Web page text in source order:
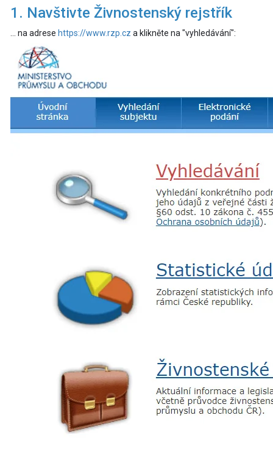
1. Navštivte Živnostenský rejstřík
... na adrese https://www.rzp.cz a klikněte na "vyhledávání":